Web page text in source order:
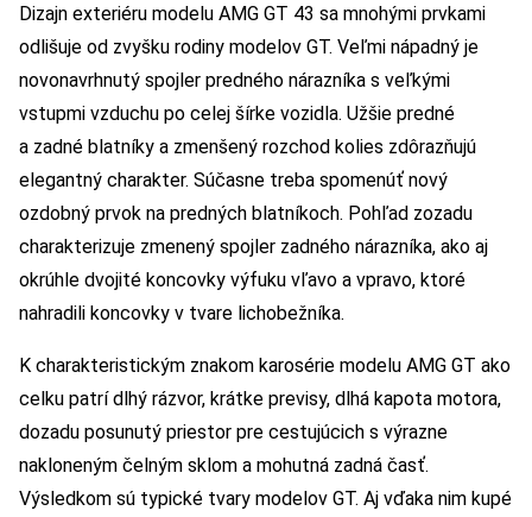
Dizajn exteriéru modelu AMG GT 43 sa mnohými prvkami
odlišuje od zvyšku rodiny modelov GT. Veľmi nápadný je
novonavrhnutý spojler predného nárazníka s veľkými
vstupmi vzduchu po celej šírke vozidla. Užšie predné
a zadné blatníky a zmenšený rozchod kolies zdôrazňujú
elegantný charakter. Súčasne treba spomenúť nový
ozdobný prvok na predných blatníkoch. Pohľad zozadu
charakterizuje zmenený spojler zadného nárazníka, ako aj
okrúhle dvojité koncovky výfuku vľavo a vpravo, ktoré
nahradili koncovky v tvare lichobežníka.
K charakteristickým znakom karosérie modelu AMG GT ako
celku patrí dlhý rázvor, krátke previsy, dlhá kapota motora,
dozadu posunutý priestor pre cestujúcich s výrazne
nakloneným čelným sklom a mohutná zadná časť.
Výsledkom sú typické tvary modelov GT. Aj vďaka nim kupé